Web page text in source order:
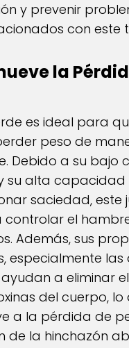
y prevenir
con este
la
es ideal para
peso de
Debido a su bajo
su alta
saciedad, este
el
Además, sus
especialmente las
a eliminar
del cuerpo, lo
a la pérdida de
de la hinchazón